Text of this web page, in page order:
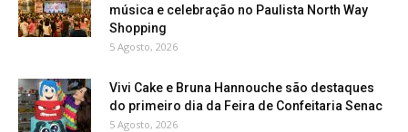
música e celebração no Paulista North Way
Shopping
5 Agosto, 2026
Vivi Cake e Bruna Hannouche são destaques
do primeiro dia da Feira de Confeitaria Senac
5 Agosto, 2026